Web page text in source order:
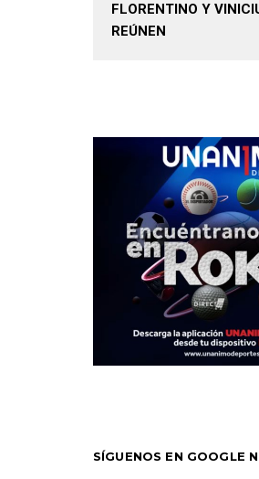
FLORENTINO Y
REÚNEN
SÍGUENOS EN GOOGLE